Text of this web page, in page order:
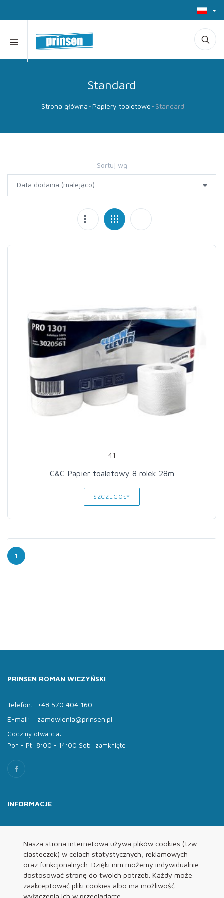
Nasza strona internetowa używa plików cookies (tzw.
ciasteczek) w celach statystycznych, reklamowych
oraz funkcjonalnych. Dzięki nim możemy indywidualnie
dostosować stronę do twoich potrzeb. Każdy może
zaakceptować pliki cookies albo ma możliwość
wyłączenia ich w przeglądarce.
Standard
Strona główna Papiery toaletowe Standard
Sortuj wg
41
C&C Papier toaletowy 8 rolek 28m
SZCZEGÓŁY
1
PRINSEN ROMAN WICZYŃSKI
Telefon:
+48 570 404 160
E-mail:
zamowienia@prinsen.pl
Godziny otwarcia:
Pon - Pt: 8:00 - 14:00 Sob: zamknięte
INFORMACJE
Oferta
Kontakt
REGULAMINY